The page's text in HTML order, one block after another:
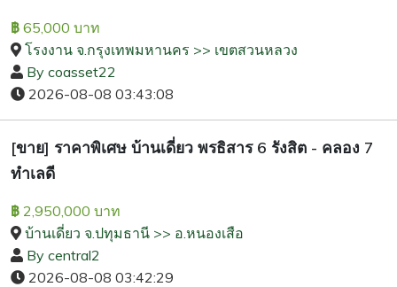
฿ 65,000 บาท
โรงงาน จ.กรุงเทพมหานคร >> เขตสวนหลวง
By coasset22
2026-08-08 03:43:08
[ขาย] ราคาพิเศษ บ้านเดี่ยว พรธิสาร 6 รังสิต - คลอง 7
ทำเลดี
฿ 2,950,000 บาท
บ้านเดี่ยว จ.ปทุมธานี >> อ.หนองเสือ
By central2
2026-08-08 03:42:29